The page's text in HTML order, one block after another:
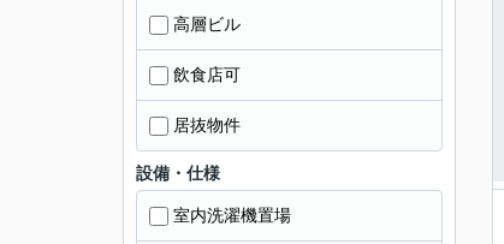
高層ビル
飲食店可
居抜物件
設備・仕様
室内洗濯機置場